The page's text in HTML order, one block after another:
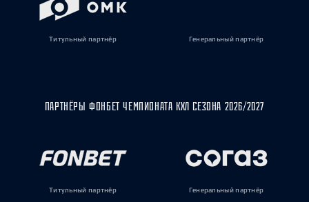
Титульный партнёр Генеральный партнёр
ПАРТНЁРЫ ФОНБЕТ ЧЕМПИОНАТА КХЛ СЕЗОНА 2026/2027
Титульный партнёр Генеральный партнёр